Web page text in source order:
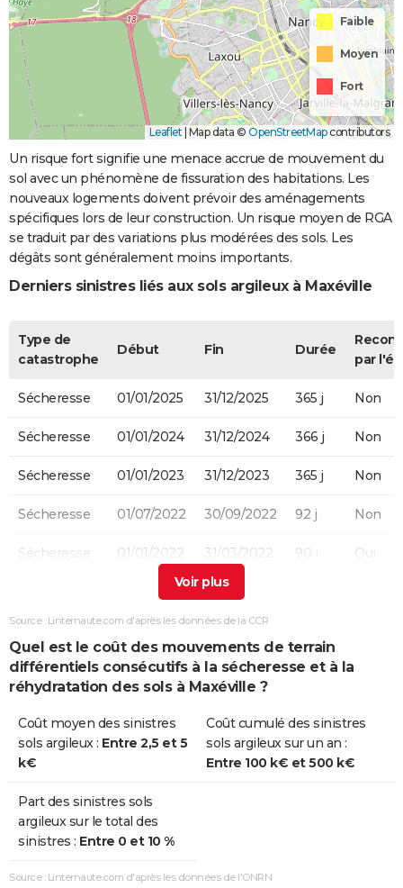
Faible
Moyen
Fort
Leaflet Map data © OpenStreetMapcontributors
Un risque fort signifie une menace accrue de mouvement du
sol avec un phénomène de fissuration des habitations. Les
nouveaux logements doivent prévoir des aménagements
spécifiques lors de leur construction. Un risque moyen de RGA
se traduit par des variations plus modérées des sols. Les
dégâts sont généralement moins importants.
Derniers sinistres liés aux sols argileux à Maxéville
Type de
catastrophe
Début Fin Durée
par
Sécheresse 01/01/2025 31/12/2025 365 j Non
Sécheresse 01/01/2024 31/12/2024 366 j Non
Sécheresse 01/01/2023 31/12/2023 365 j Non
Sécheresse 01/07/2022 30/09/2022 92 j Non
Sécheresse 01/01/2022 31/03/2022 90 j Oui
01/07/2020
Sécheresse 01/07/2019 30/09/2019 92 j
Source : Linternaute.com d'après les données de la CCR
Quel est le coût des mouvements de terrain
différentiels consécutifs à la sécheresse et à la
réhydratation des sols à Maxéville ?
Coût moyen des sinistres
sols argileux : Entre 2,5 et 5
k€
Coût cumulé des sinistres
sols argileux sur un an :
Entre 100 k€ et 500 k€
Part des sinistres sols
argileux sur le total des
sinistres : Entre 0 et 10 %
Source : Linternaute.com d'après les données de l'ONRN